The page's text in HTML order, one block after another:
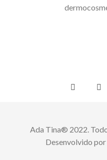
Ada Tina® 2022.
Desenvolvido